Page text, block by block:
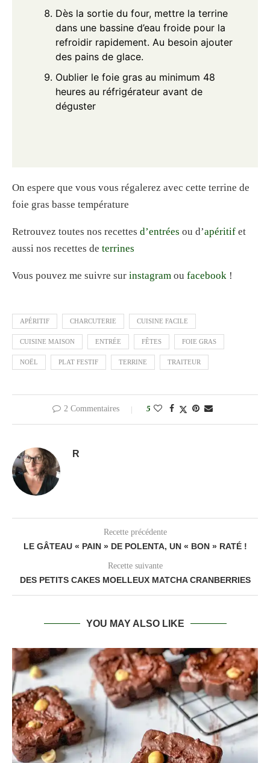
Dès la sortie du four, mettre la terrine
dans une bassine d’eau froide pour la
refroidir rapidement. Au besoin ajouter
des pains de glace.
Oublier le foie gras au minimum 48
heures au réfrigérateur avant de
déguster
On espere que vous vous régalerez avec cette terrine de
foie gras basse température
Retrouvez toutes nos recettes d’entrées ou d’apéritif et
aussi nos recettes de terrines
Vous pouvez me suivre sur instagram ou facebook !
APÉRITIF CHARCUTERIE CUISINE FACILE
CUISINE MAISON ENTRÉE FÊTES FOIE GRAS
NOËL PLAT FESTIF TERRINE TRAITEUR
2 Commentaires 5
R
Recette précédente
LE GÂTEAU « PAIN » DE POLENTA, UN « BON » RATÉ !
Recette suivante
DES PETITS CAKES MOELLEUX MATCHA CRANBERRIES
YOU MAY ALSO LIKE